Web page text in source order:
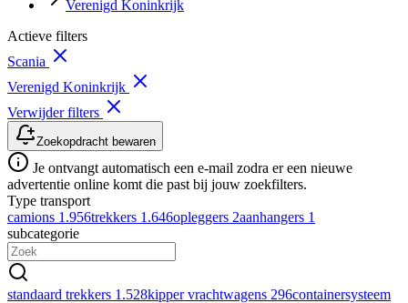
Verenigd Koninkrijk
Actieve filters
Scania
Verenigd Koninkrijk
Verwijder filters
Zoekopdracht bewaren
Je ontvangt automatisch een e-mail zodra er een nieuwe
advertentie online komt die past bij jouw zoekfilters.
Type transport
camions 1.956trekkers 1.646opleggers 2aanhangers 1
subcategorie
standaard trekkers 1.528kipper vrachtwagens 296containersysteem